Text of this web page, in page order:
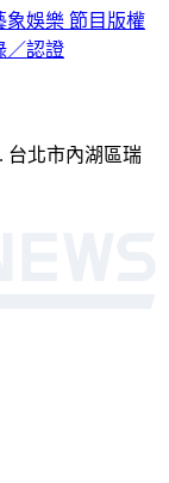
象娛樂 節目版權
／認證
台北市內湖區瑞